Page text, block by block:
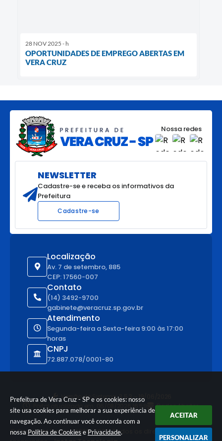
Prefeitura de Vera Cruz - SP e os cookies: nosso
site usa cookies para melhorar a sua experiência de
navegação. Ao continuar você concorda com a
nossa Política de Cookies e Privacidade.
ACEITAR
PERSONALIZAR
28 NOV 2025 - h
OPORTUNIDADES DE EMPREGO ABERTAS EM
VERA CRUZ
Localização
Av. 7 de setembro, 885
CEP: 17560-007
Contato
(14) 3492-9700
gabinete@veracruz.sp.gov.br
Atendimento
Segunda-feira a Sexta-feira 9:00 às 17:00
horas
CNPJ
72.887.078/0001-80
Nossa redes
NEWSLETTER
Cadastre-se e receba os informativos da
Prefeitura
Cadastre-se
Versão do Sistema:3.5.3 - 19/06/2026
Dados Abertos
© Copyright Instar - 2006-2026. Todos os direitos